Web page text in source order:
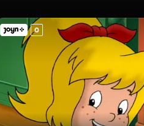
0